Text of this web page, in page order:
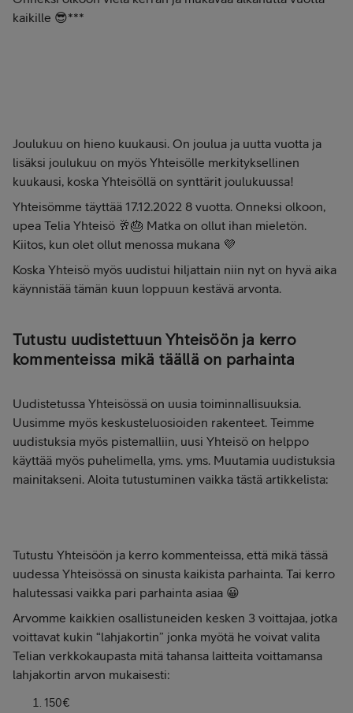
kaikille 😎***
Joulukuu on hieno kuukausi. On joulua ja uutta vuotta ja
lisäksi joulukuu on myös Yhteisölle merkityksellinen
kuukausi, koska Yhteisöllä on synttärit joulukuussa!
Yhteisömme täyttää 17.12.2022 8 vuotta. Onneksi olkoon,
upea Telia Yhteisö 🥂🎂 Matka on ollut ihan mieletön.
Kiitos, kun olet ollut menossa mukana 💜
Koska Yhteisö myös uudistui hiljattain niin nyt on hyvä aika
käynnistää tämän kuun loppuun kestävä arvonta.
Tutustu uudistettuun Yhteisöön ja kerro
kommenteissa mikä täällä on parhainta
Uudistetussa Yhteisössä on uusia toiminnallisuuksia.
Uusimme myös keskusteluosioiden rakenteet. Teimme
uudistuksia myös pistemalliin, uusi Yhteisö on helppo
käyttää myös puhelimella, yms. yms. Muutamia uudistuksia
mainitakseni. Aloita tutustuminen vaikka tästä artikkelista:
Tutustu Yhteisöön ja kerro kommenteissa, että mikä tässä
uudessa Yhteisössä on sinusta kaikista parhainta. Tai kerro
halutessasi vaikka pari parhainta asiaa 😀
Arvomme kaikkien osallistuneiden kesken 3 voittajaa, jotka
voittavat kukin “lahjakortin” jonka myötä he voivat valita
Telian verkkokaupasta mitä tahansa laitteita voittamansa
lahjakortin arvon mukaisesti:
150€